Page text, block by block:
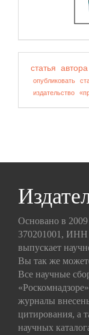
статья автора
опубликовать
издательство
Основано в
370201001, ИНН
выпускает
Вы так же
Все научные
журналы
цитирования, а
научных